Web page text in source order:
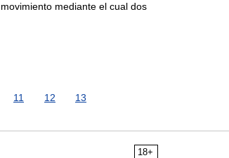
mediante el cual dos
11 12 13
18+